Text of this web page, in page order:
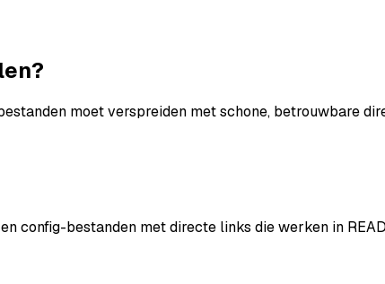
moet verspreiden met schone, betrouwbare
config-bestanden met directe links die werken in